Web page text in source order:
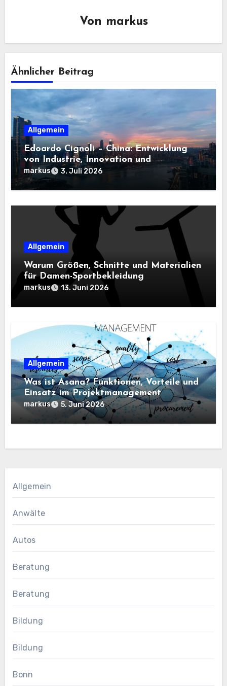
Von markus
Ähnlicher Beitrag
Allgemein
Edoardo Cignoli – China: Entwicklung
von Industrie, Innovation und
Technologie
markus 3. Juli 2026
Allgemein
Warum Größen, Schnitte und Materialien
für Damen-Sportbekleidung
entscheidend sind
markus 13. Juni 2026
Allgemein
Was ist Asana? Funktionen, Vorteile und
Einsatz im Projektmanagement
markus 5. Juni 2026
Allgemein
Anwälte
Autos
Beratung
Beratung
Bildung
Bildung
Bonn